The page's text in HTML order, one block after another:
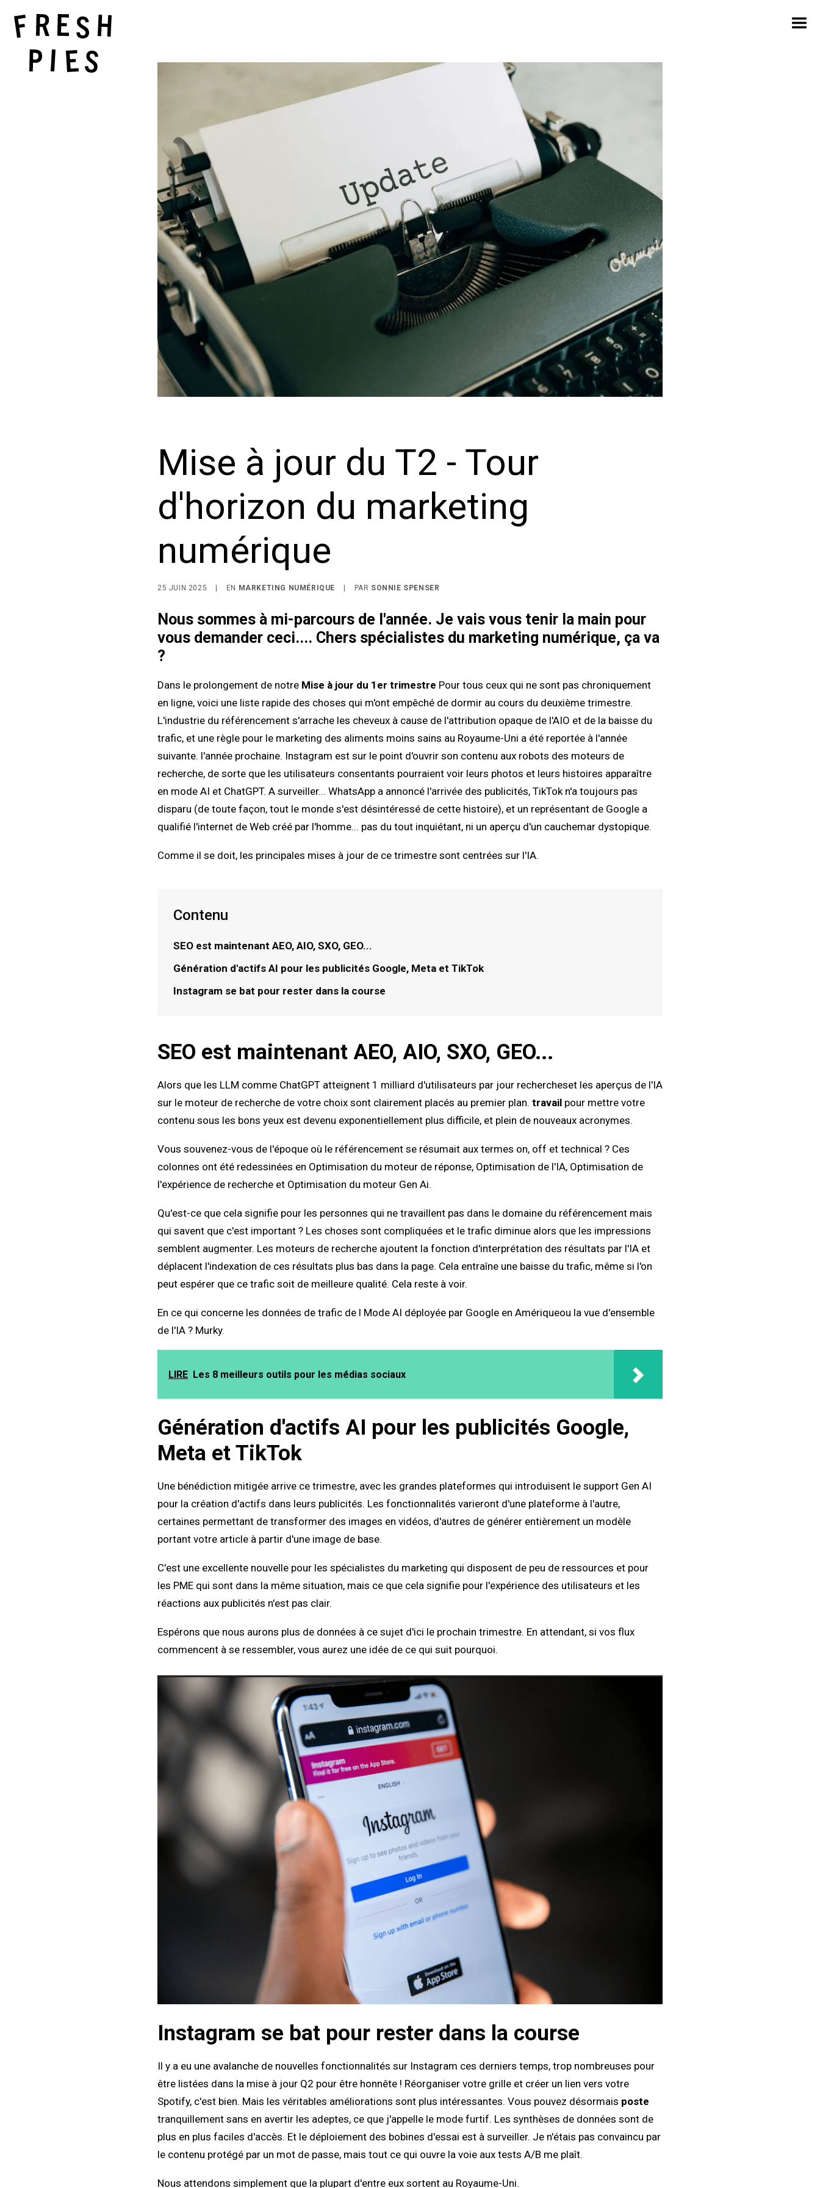
Mise à jour du T2 - Tour
d'horizon du marketing
numérique
25 JUIN 2025 EN MARKETING NUMÉRIQUE PAR SONNIE SPENSER
Nous sommes à mi-parcours de l'année. Je vais vous tenir la main pour
vous demander ceci.... Chers spécialistes du marketing numérique, ça va
?
Dans le prolongement de notre Mise à jour du 1er trimestre Pour tous ceux qui ne sont pas chroniquement
en ligne, voici une liste rapide des choses qui m'ont empêché de dormir au cours du deuxième trimestre.
L'industrie du référencement s'arrache les cheveux à cause de l'attribution opaque de l'AIO et de la baisse du
trafic, et une règle pour le marketing des aliments moins sains au Royaume-Uni a été reportée à l'année
suivante. l'année prochaine. Instagram est sur le point d'ouvrir son contenu aux robots des moteurs de
recherche, de sorte que les utilisateurs consentants pourraient voir leurs photos et leurs histoires apparaître
en mode AI et ChatGPT. A surveiller... WhatsApp a annoncé l'arrivée des publicités, TikTok n'a toujours pas
disparu (de toute façon, tout le monde s'est désintéressé de cette histoire), et un représentant de Google a
qualifié l'internet de Web créé par l'homme... pas du tout inquiétant, ni un aperçu d'un cauchemar dystopique.
Comme il se doit, les principales mises à jour de ce trimestre sont centrées sur l'IA.
Contenu
SEO est maintenant AEO, AIO, SXO, GEO...
Génération d'actifs AI pour les publicités Google, Meta et TikTok
Instagram se bat pour rester dans la course
SEO est maintenant AEO, AIO, SXO, GEO...
Alors que les LLM comme ChatGPT atteignent 1 milliard d'utilisateurs par jour rechercheset les aperçus de l'IA
sur le moteur de recherche de votre choix sont clairement placés au premier plan. travail pour mettre votre
contenu sous les bons yeux est devenu exponentiellement plus difficile, et plein de nouveaux acronymes.
Vous souvenez-vous de l'époque où le référencement se résumait aux termes on, off et technical ? Ces
colonnes ont été redessinées en Optimisation du moteur de réponse, Optimisation de l'IA, Optimisation de
l'expérience de recherche et Optimisation du moteur Gen Ai.
Qu'est-ce que cela signifie pour les personnes qui ne travaillent pas dans le domaine du référencement mais
qui savent que c'est important ? Les choses sont compliquées et le trafic diminue alors que les impressions
semblent augmenter. Les moteurs de recherche ajoutent la fonction d'interprétation des résultats par l'IA et
déplacent l'indexation de ces résultats plus bas dans la page. Cela entraîne une baisse du trafic, même si l'on
peut espérer que ce trafic soit de meilleure qualité. Cela reste à voir.
En ce qui concerne les données de trafic de l Mode AI déployée par Google en Amériqueou la vue d'ensemble
de l'IA ? Murky.
LIRE Les 8 meilleurs outils pour les médias sociaux
Génération d'actifs AI pour les publicités Google,
Meta et TikTok
Une bénédiction mitigée arrive ce trimestre, avec les grandes plateformes qui introduisent le support Gen AI
pour la création d'actifs dans leurs publicités. Les fonctionnalités varieront d'une plateforme à l'autre,
certaines permettant de transformer des images en vidéos, d'autres de générer entièrement un modèle
portant votre article à partir d'une image de base.
C'est une excellente nouvelle pour les spécialistes du marketing qui disposent de peu de ressources et pour
les PME qui sont dans la même situation, mais ce que cela signifie pour l'expérience des utilisateurs et les
réactions aux publicités n'est pas clair.
Espérons que nous aurons plus de données à ce sujet d'ici le prochain trimestre. En attendant, si vos flux
commencent à se ressembler, vous aurez une idée de ce qui suit pourquoi.
Instagram se bat pour rester dans la course
Il y a eu une avalanche de nouvelles fonctionnalités sur Instagram ces derniers temps, trop nombreuses pour
être listées dans la mise à jour Q2 pour être honnête ! Réorganiser votre grille et créer un lien vers votre
Spotify, c'est bien. Mais les véritables améliorations sont plus intéressantes. Vous pouvez désormais poste
tranquillement sans en avertir les adeptes, ce que j'appelle le mode furtif. Les synthèses de données sont de
plus en plus faciles d'accès. Et le déploiement des bobines d'essai est à surveiller. Je n'étais pas convaincu par
le contenu protégé par un mot de passe, mais tout ce qui ouvre la voie aux tests A/B me plaît.
Nous attendons simplement que la plupart d'entre eux sortent au Royaume-Uni.